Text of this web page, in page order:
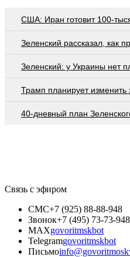
США: Иран готовит 100-
Зеленский рассказал, как
Зеленский: у Украины нет
Трамп планирует изменить
40-дневный план
Связь с эфиром
СМС+7 (925) 88-88-948
Звонок+7 (495) 73-73-948
MAXgovoritmskbot
Telegramgovoritmskbot
Письмо